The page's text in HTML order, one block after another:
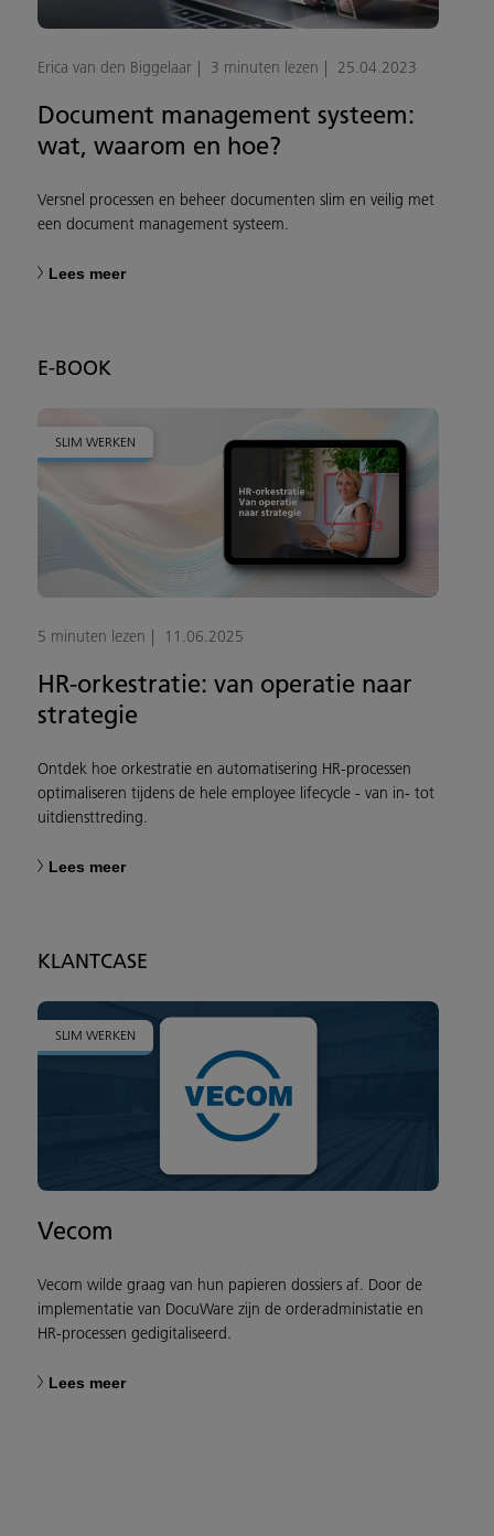
Erica van den Biggelaar 3 minuten lezen 25.04.2023
Document management systeem:
wat, waarom en hoe?
Versnel processen en beheer documenten slim en veilig met
een document management systeem.
Lees meer
E-BOOK
SLIM WERKEN
5 minuten lezen 11.06.2025
HR-orkestratie: van operatie naar
strategie
Ontdek hoe orkestratie en automatisering HR-processen
optimaliseren tijdens de hele employee lifecycle - van in- tot
uitdiensttreding.
Lees meer
KLANTCASE
SLIM WERKEN
Vecom
Vecom wilde graag van hun papieren dossiers af. Door de
implementatie van DocuWare zijn de orderadministatie en
HR-processen gedigitaliseerd.
Lees meer